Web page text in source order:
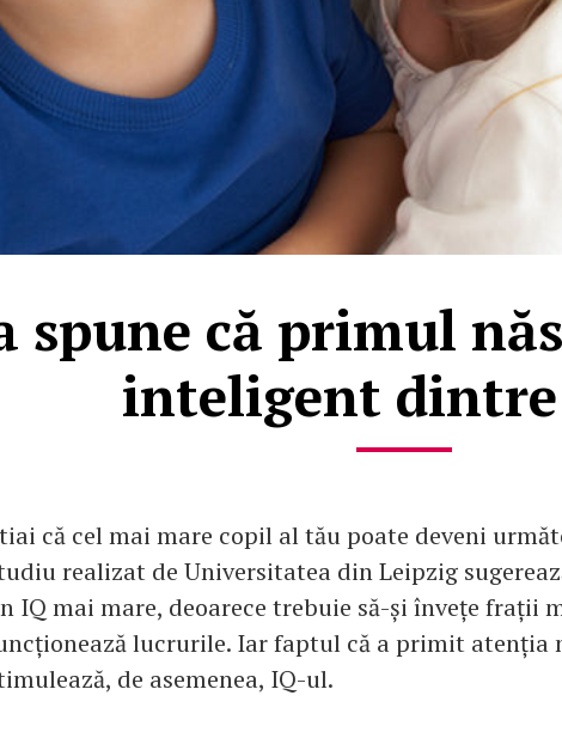
spune că primul
inteligent
că cel mai mare copil al tău poate deveni
realizat de Universitatea din Leipzig
IQ mai mare, deoarece trebuie să-și învețe frații
lucrurile. Iar faptul că a primit atenția
de asemenea, IQ-ul.